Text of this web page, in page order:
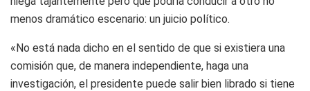
menos dramático escenario: un juicio político.
«No está nada dicho en el sentido de que si existiera una
comisión que, de manera independiente, haga una
investigación, el presidente puede salir bien librado si tiene